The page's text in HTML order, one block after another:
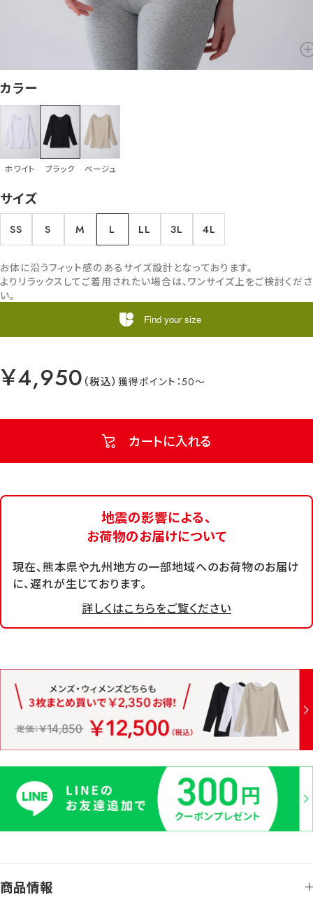
カラー
ホワイト ブラック ベージュ
サイズ
SS S M L LL 3L 4L
￥4,950 50
カートに入れる
お体に沿うフィット感のあるサイズ設計となっております。
よりリラックスしてご着用されたい場合は、ワンサイズ上をご検討くださ
い。
Find your size
地震の影響による、
お荷物のお届けについて
現在、熊本県や九州地方の一部地域へのお荷物のお届け
に、遅れが生じております。
詳しくはこちらをご覧ください
商品情報